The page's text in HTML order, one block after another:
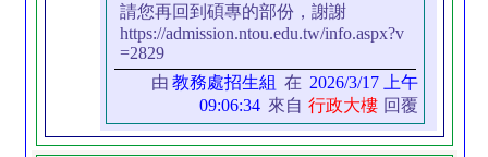
請您再回到碩專的部份，謝謝
https://admission.ntou.edu.tw/info.aspx?v
=2829
由 教務處招生組 在 2026/3/17 上午
09:06:34 來自 行政大樓 回覆